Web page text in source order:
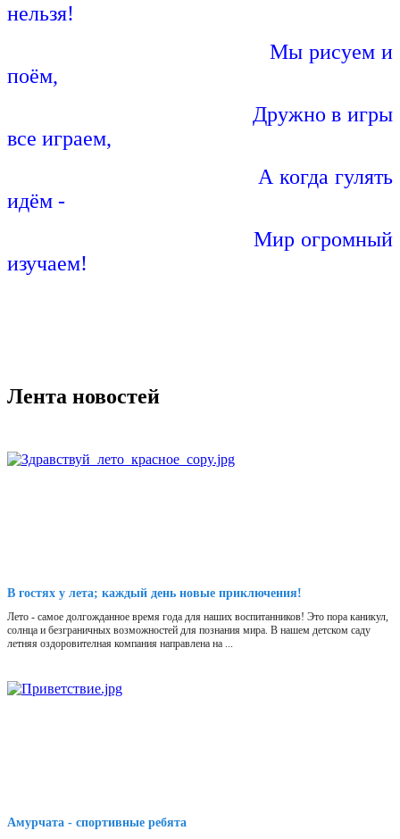
нельзя!
Мы рисуем и
поём,
Дружно в игры
все играем,
А когда гулять
идём -
Мир огромный
изучаем!
Лента новостей
В гостях у лета; каждый день новые приключения!
Лето - самое долгожданное время года для наших воспитанников! Это пора каникул,
солнца и безграничных возможностей для познания мира. В нашем детском саду
летняя оздоровителная компания направлена на ...
Амурчата - спортивные ребята